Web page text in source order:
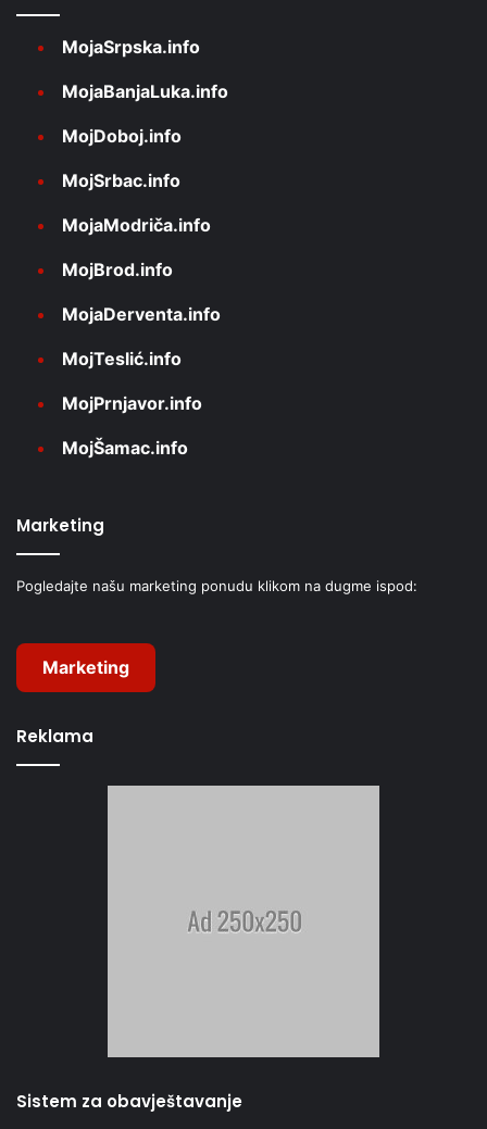
MojaSrpska.info
MojaBanjaLuka.info
MojDoboj.info
MojSrbac.info
MojaModriča.info
MojBrod.info
MojaDerventa.info
MojTeslić.info
MojPrnjavor.info
MojŠamac.info
Marketing
Pogledajte našu marketing ponudu klikom na dugme ispod:
Marketing
Reklama
Sistem za obavještavanje